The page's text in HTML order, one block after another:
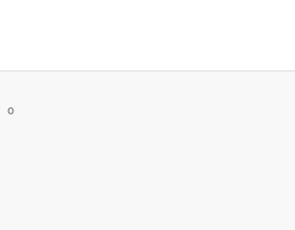
提供的個人資訊，這些廣告廠商
的保護下，不適用於何時旅行社